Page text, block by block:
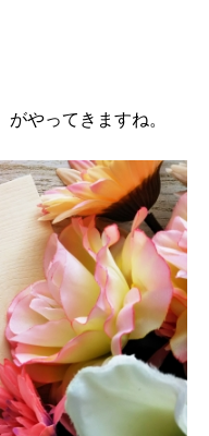
がやってきますね。